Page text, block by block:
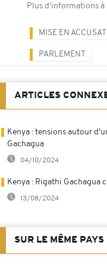
Plus d'informations à
MISE EN
PARLEMENT
ARTICLES
Kenya : tensions autour
Gachagua
04/10/2024
Kenya : Rigathi Gachagua
13/08/2024
SUR LE MÊME PAYS